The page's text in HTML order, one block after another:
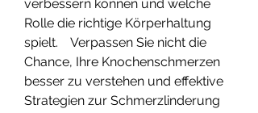
verbessern können und welche
Rolle die richtige Körperhaltung
spielt.    Verpassen Sie nicht die
Chance, Ihre Knochenschmerzen
besser zu verstehen und effektive
Strategien zur Schmerzlinderung